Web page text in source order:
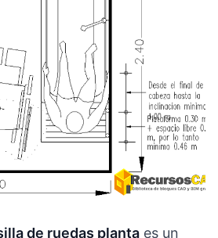
de ruedas planta es un